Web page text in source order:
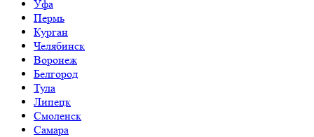
Уфа
Пермь
Курган
Челябинск
Воронеж
Белгород
Тула
Липецк
Смоленск
Самара